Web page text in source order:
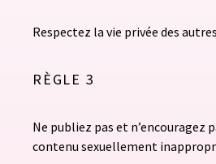
Respectez la vie privée des
RÈGLE 3
Ne publiez pas et n’encouragez
contenu sexuellement